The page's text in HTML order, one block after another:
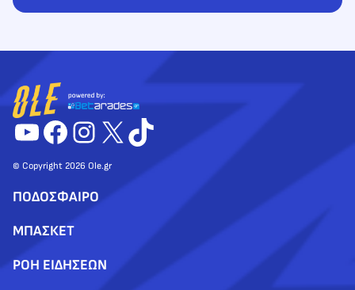
YouTube
Facebook
Instagram
X TikTok
© Copyright 2026 Ole.gr
ΠΟΔΟΣΦΑΙΡΟ
ΜΠΑΣΚΕΤ
ΡΟΗ ΕΙΔΗΣΕΩΝ